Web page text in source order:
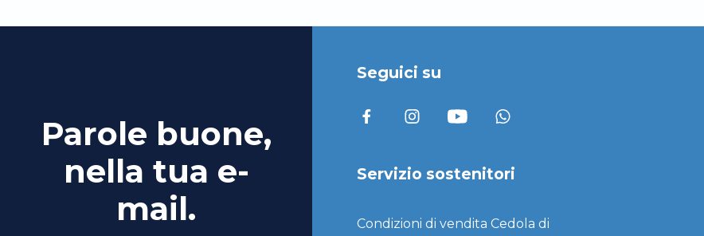
Parole buone,
nella tua e-
mail.
Seguici su
Servizio sostenitori
Condizioni di vendita Cedola di